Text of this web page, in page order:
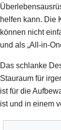
helfen kann. Die
können nicht
und als „All-in-
Das schlanke
Stauraum für
ist für die
ist und in einem